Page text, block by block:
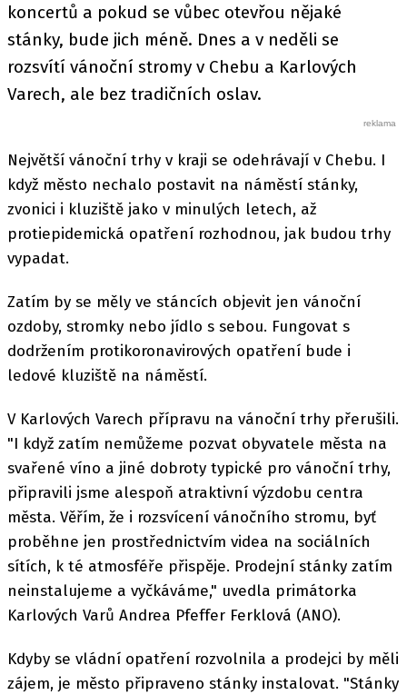
koncertů a pokud se vůbec otevřou nějaké
stánky, bude jich méně. Dnes a v neděli se
rozsvítí vánoční stromy v Chebu a Karlových
Varech, ale bez tradičních oslav.
Největší vánoční trhy v kraji se odehrávají v Chebu. I
když město nechalo postavit na náměstí stánky,
zvonici i kluziště jako v minulých letech, až
protiepidemická opatření rozhodnou, jak budou trhy
vypadat.
Zatím by se měly ve stáncích objevit jen vánoční
ozdoby, stromky nebo jídlo s sebou. Fungovat s
dodržením protikoronavirových opatření bude i
ledové kluziště na náměstí.
V Karlových Varech přípravu na vánoční trhy přerušili.
"I když zatím nemůžeme pozvat obyvatele města na
svařené víno a jiné dobroty typické pro vánoční trhy,
připravili jsme alespoň atraktivní výzdobu centra
města. Věřím, že i rozsvícení vánočního stromu, byť
proběhne jen prostřednictvím videa na sociálních
sítích, k té atmosféře přispěje. Prodejní stánky zatím
neinstalujeme a vyčkáváme," uvedla primátorka
Karlových Varů Andrea Pfeffer Ferklová (ANO).
Kdyby se vládní opatření rozvolnila a prodejci by měli
zájem, je město připraveno stánky instalovat. "Stánky